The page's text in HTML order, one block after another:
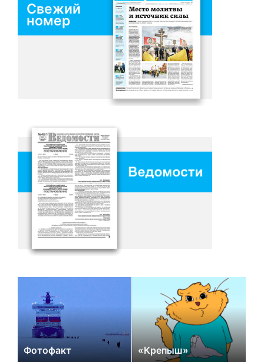
Свежий
номер
Фотофакт «Крепыш»